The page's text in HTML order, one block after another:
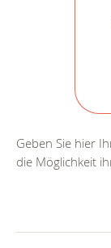
Geben Sie hier
die Möglichkeit